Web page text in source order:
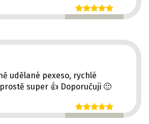
udělané pexeso, rychlé
dodání...prostě super 👍 Doporučuji 🙂